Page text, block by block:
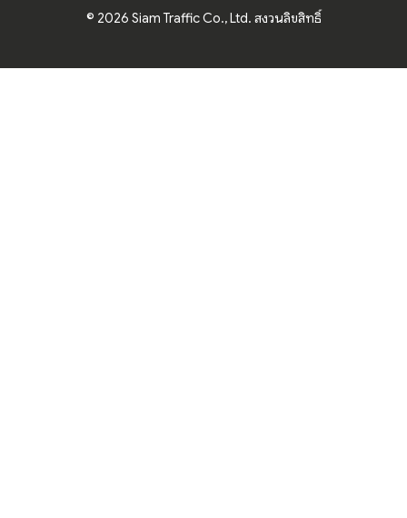
© 2026 Siam Traffic Co., Ltd. สงวนลิขสิทธิ์